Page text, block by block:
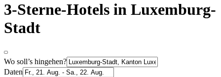
3-Sterne-Hotels in Luxemburg-
Stadt
Wo soll’s hingehen?
Daten